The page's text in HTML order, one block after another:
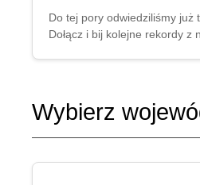
Do tej pory odwiedziliśmy już
Dołącz i bij kolejne rekordy z
Wybierz